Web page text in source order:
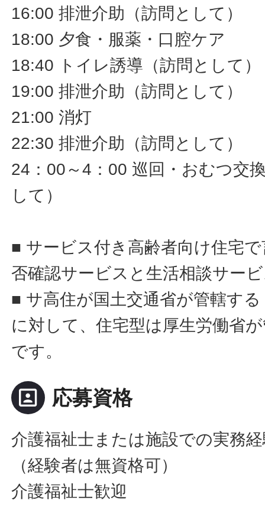
16:00 排泄介助（訪問として）
18:00 夕食・服薬・口腔ケア
18:40 トイレ誘導（訪問として）
19:00 排泄介助（訪問として）
21:00 消灯
22:30 排泄介助（訪問として）
24：00～4：00 巡回・おむつ交
して）
■ サービス付き高齢者向け住宅
否確認サービスと生活相談サー
■ サ高住が国土交通省が管轄す
に対して、住宅型は厚生労働省
です。
portrait 応募資格
介護福祉士または施設での実務
（経験者は無資格可）
介護福祉士歓迎